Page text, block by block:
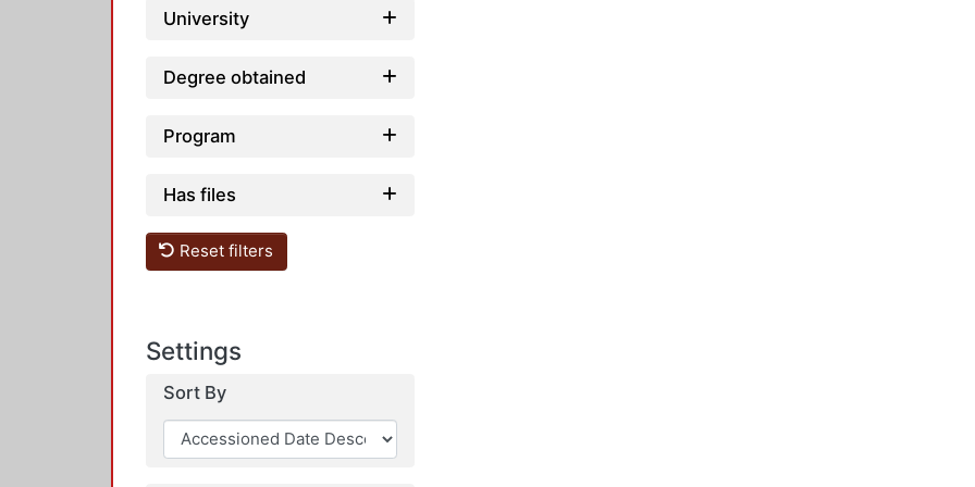
University
Degree obtained
Program
Has files
Reset filters
Settings
Sort By